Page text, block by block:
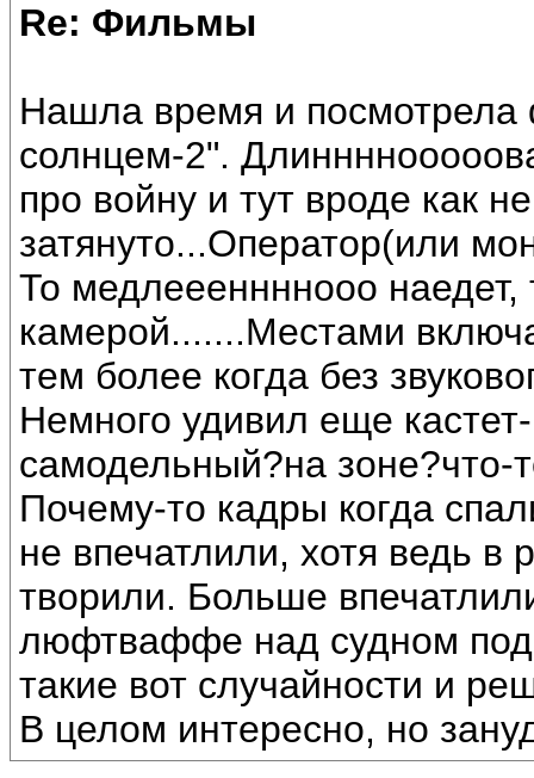
Re: Фильмы
Нашла время и
солнцем-2".
про войну и тут вроде как
затянуто...Оператор(или
То медлеееннннооо
камерой.......Местами
тем более когда без
Немного удивил еще
самодельный?на зоне?что-
Почему-то кадры когда
не впечатлили, хотя ведь
творили. Больше
люфтваффе над судном под
такие вот случайности и
В целом интересно, но